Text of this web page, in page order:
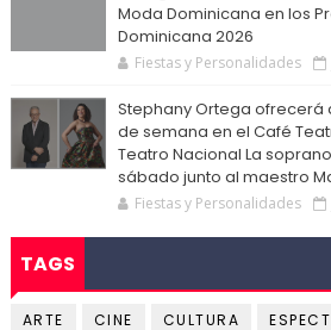
Moda Dominicana en los
Dominicana 2026
Fiestas y Personalidades
Stephany Ortega ofrecerá
de semana en el Café
Teatro Nacional La
sábado junto al maestro
Fiestas y Personalidades
TAGS
ARTE CINE CULTURA